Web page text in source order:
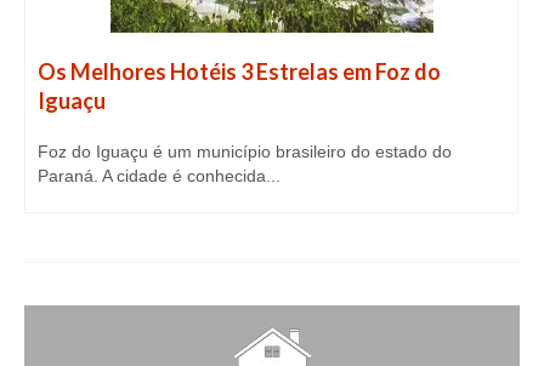
Os Melhores Hotéis 3 Estrelas em Foz do
Iguaçu
Foz do Iguaçu é um município brasileiro do estado do
Paraná. A cidade é conhecida...